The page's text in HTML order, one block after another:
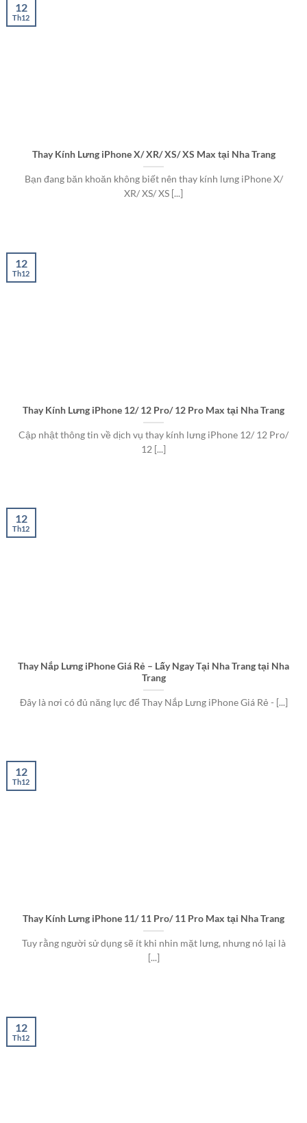
Thay Kính Lưng iPhone X/ XR/ XS/ XS Max tại Nha Trang
Bạn đang băn khoăn không biết nên thay kính lưng iPhone X/
XR/ XS/ XS [...]
12
Th12
Thay Kính Lưng iPhone 12/ 12 Pro/ 12 Pro Max tại Nha Trang
Cập nhật thông tin về dịch vụ thay kính lưng iPhone 12/ 12 Pro/
12 [...]
12
Th12
Thay Nắp Lưng iPhone Giá Rẻ – Lấy Ngay Tại Nha Trang tại Nha
Trang
Đây là nơi có đủ năng lực để Thay Nắp Lưng iPhone Giá Rẻ - [...]
12
Th12
Thay Kính Lưng iPhone 11/ 11 Pro/ 11 Pro Max tại Nha Trang
Tuy rằng người sử dụng sẽ ít khi nhin mặt lưng, nhưng nó lại là
[...]
12
Th12
12
Th12